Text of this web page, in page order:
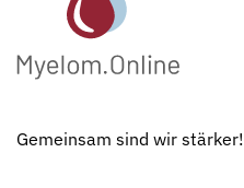
Gemeinsam sind wir stärker!